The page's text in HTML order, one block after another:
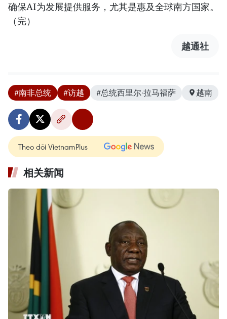
确保AI为发展提供服务，尤其是惠及全球南方国家。
（完）
越通社
#南非总统 #访越 #总统西里尔·拉马福萨 越南
Theo dõi VietnamPlus
相关新闻